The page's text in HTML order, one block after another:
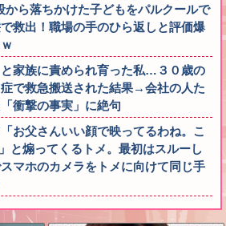
から落ちかけた子どもをパルクールで
救出！職場の手のひら返しと評価爆
と家族に責められ育った私…３０歳の
で救急搬送された結果→会社の人た
衝撃の事実」に絶句
お父さんいい顔で映ってるわね。こ
と煽ってくるトメ。最初はスルーし
マホのカメラをトメに向けて同じ手